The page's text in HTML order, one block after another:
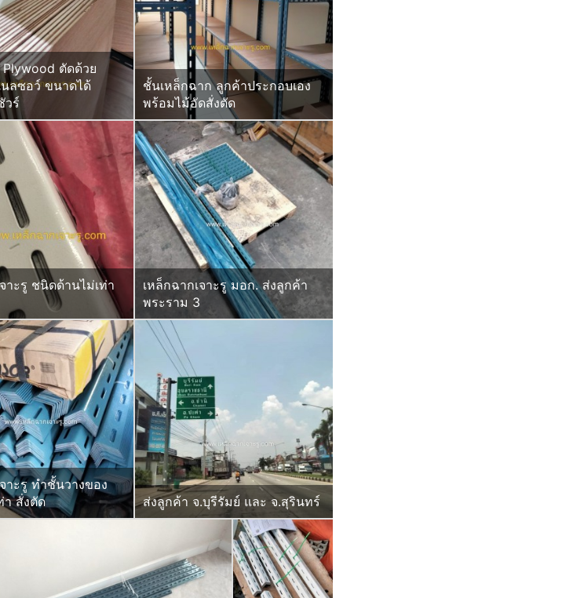
ตัดด้วย
นลซอว์ ขนาดได้
วร์
ชั้นเหล็กฉาก ลูกค้าประกอบเอง
พร้อมไม้อัดสั่งตัด
าะรู ชนิดด้านไม่เท่า
เหล็กฉากเจาะรู มอก. ส่งลูกค้า
พระราม 3
าะรู ทำชั้นวางของ
า สั่งตัด
ส่งลูกค้า จ.บุรีรัมย์ และ จ.สุรินทร์